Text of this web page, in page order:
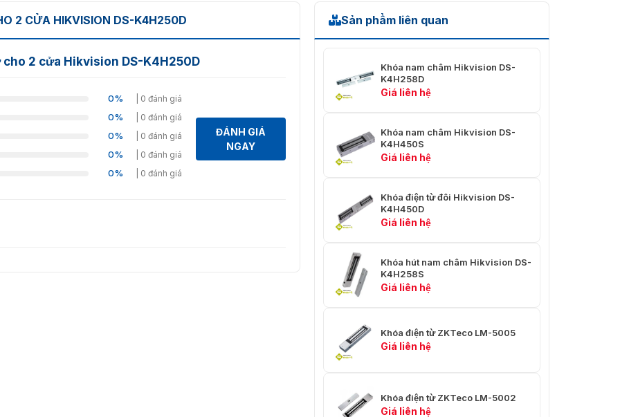
sớm nhất tại VNSMART
tyVietnamSmartnhập khẩu chính hãng và nguyên
2 CỬA HIKVISION DS-K4H250D
2 cửa Hikvision DS-K4H250D
0% | 0 đánh giá
0% | 0 đánh giá
0% | 0 đánh giá
0% | 0 đánh giá
0% | 0 đánh giá
ĐÁNH GIÁ
NGAY
Sản phẩm liên quan
Khóa nam châm Hikvision DS-
K4H258D
Giá liên hệ
Khóa nam châm Hikvision DS-
K4H450S
Giá liên hệ
Khóa điện từ đôi Hikvision DS-
K4H450D
Giá liên hệ
Khóa hút nam châm Hikvision DS-
K4H258S
Giá liên hệ
Khóa điện từ ZKTeco LM-5005
Giá liên hệ
Khóa điện từ ZKTeco LM-5002
Giá liên hệ